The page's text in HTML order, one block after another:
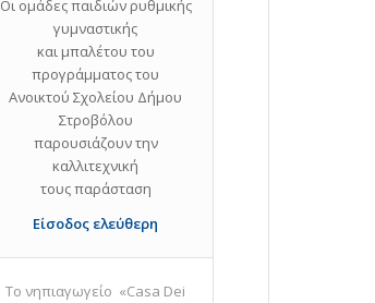
Οι ομάδες παιδιών ρυθμικής
γυμναστικής
και μπαλέτου του
προγράμματος του
Ανοικτού Σχολείου Δήμου
Στροβόλου
παρουσιάζουν την
καλλιτεχνική
τους παράσταση
Είσοδος ελεύθερη
Το νηπιαγωγείο «Casa Dei